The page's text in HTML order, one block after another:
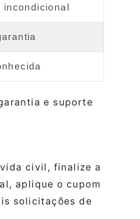
incondicional
e suporte
civil, finalize a
aplique o cupom
solicitações de